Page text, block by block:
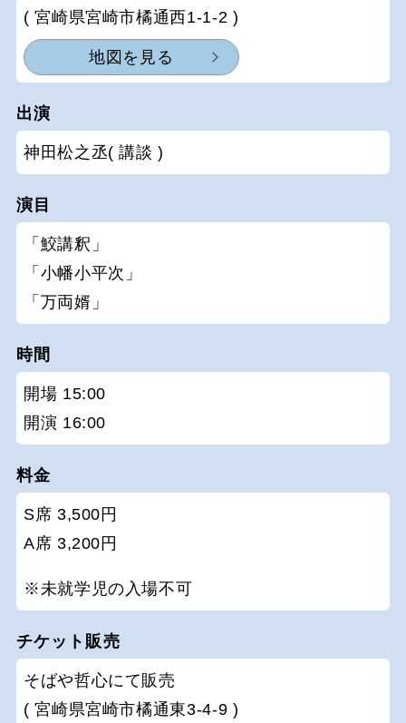
( 宮崎県宮崎市橘通西1-1-2 )
地図を見る
出演
神田松之丞( 講談 )
演目
「鮫講釈」
「小幡小平次」
「万両婿」
時間
開場 15:00
開演 16:00
料金
S席 3,500円
A席 3,200円
※未就学児の入場不可
チケット販売
そばや哲心にて販売
( 宮崎県宮崎市橘通東3-4-9 )